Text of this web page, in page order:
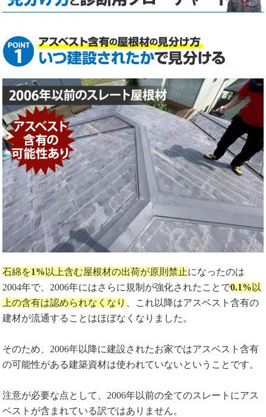
石綿を1% 以上含む屋根材の出荷が原則禁止になったのは
2004年で、2006年にはさらに規制が強化されたことで0.1% 以
上の含有は認められなくなり
、これ以降はアスベスト含有の
建材が流通することはほぼなくなりました。
そのため、2006年以降に建設されたお家ではアスベスト含有
の可能性がある建築資材は使われていないということです。
注意が必要な点として、2006年以前の全てのスレートにアス
ベストが含まれている訳ではありません。